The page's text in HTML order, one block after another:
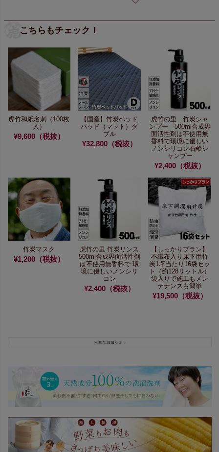
こちらもチェック！
虎竹和紙名刺（100枚
入）
¥9,600（税抜）
【国産】竹炭ベッド
パッド（マット）ダ
ブル
¥32,800（税抜）
虎竹の里 竹炭シャ
ンプー 500ml合成界
面活性剤は不使用無
香料で環境に優しい
ノンシリコン石鹸シ
ャンプー
¥2,400（税抜）
竹炭マスク
¥1,200（税抜）
虎竹の里 竹炭リンス
500ml 合成界面活性剤
は不使用無香料で 環
境に優しいノンシリ
コン
¥2,400（税抜）
【しっかりプラン】
不織布入り床下用竹
炭1坪当たり16袋セッ
ト（約128リットル）
袋入りで施工もメン
テナンスも簡単
¥19,500（税抜）